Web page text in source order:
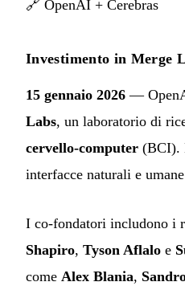
🔗 OpenAI + Cerebras
Investimento in Merge
15 gennaio 2026 —
Labs, un laboratorio di
cervello-computer (BCI).
interfacce naturali e
I co-fondatori includono i
Shapiro, Tyson Aflalo e
come Alex Blania,